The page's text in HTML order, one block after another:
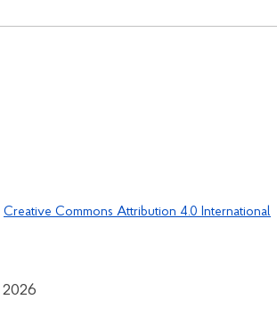
Creative Commons Attribution 4.0 International
2026